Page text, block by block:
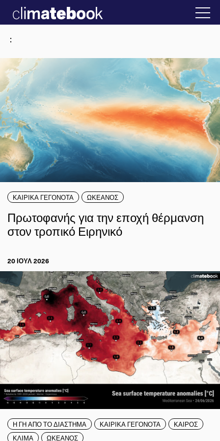
Ελλάδα 22 ΙΑΝ 2026 2025 Η άβολη
:
ΚΑΙΡΙΚΑ ΓΕΓΟΝΟΤΑ ΩΚΕΑΝΟΣ
Πρωτοφανής για την εποχή θέρμανση
στον τροπικό Ειρηνικό
20 ΙΟΥΛ 2026
Η ΓΗ ΑΠΟ ΤΟ ΔΙΑΣΤΗΜΑ ΚΑΙΡΙΚΑ ΓΕΓΟΝΟΤΑ
ΚΑΙΡΟΣ
ΚΛΙΜΑ
ΩΚΕΑΝΟΣ